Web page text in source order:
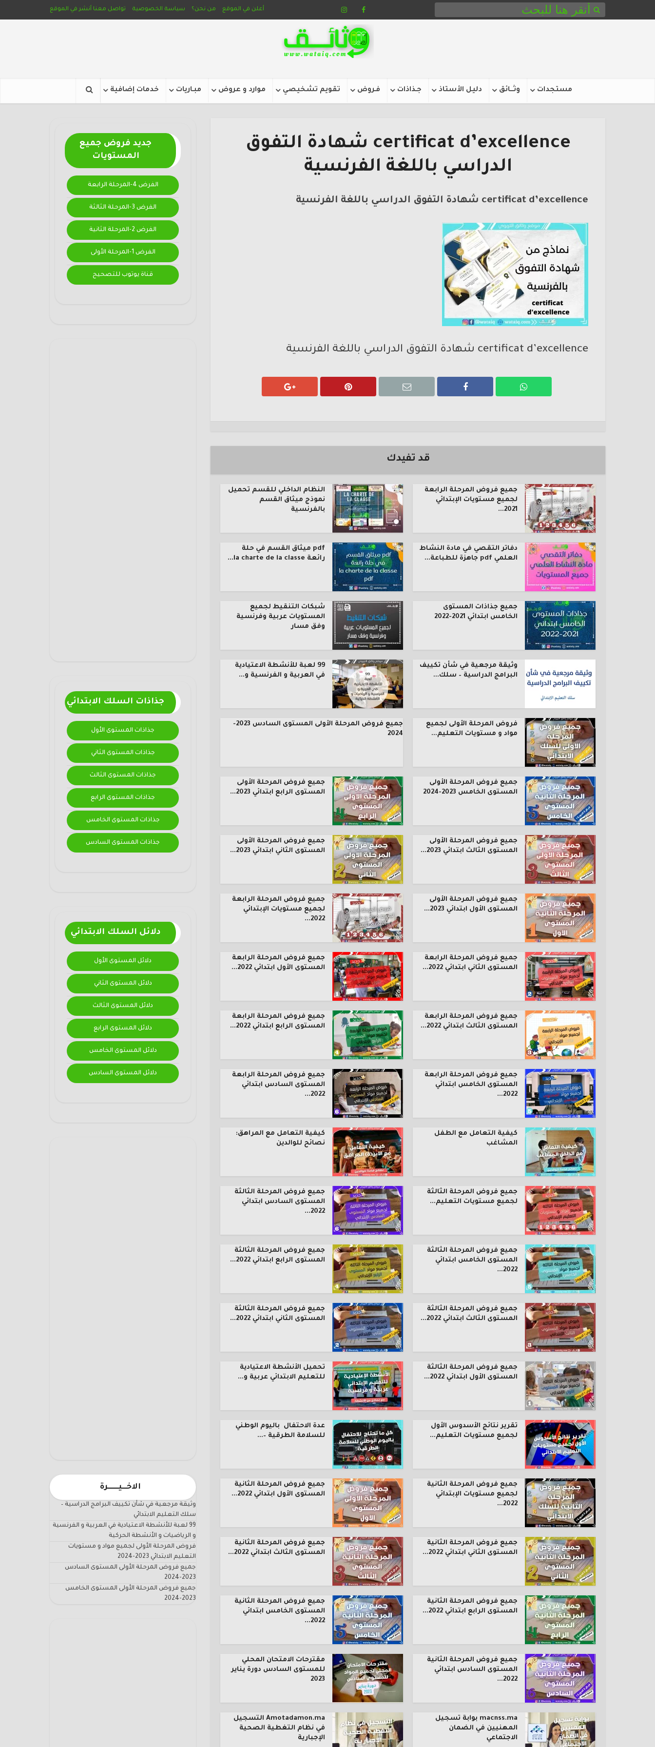
أعلن في الموقع من نحن؟ سياسة الخصوصية تواصل معنا أنشر في الموقع
مستجدات وثـــائق دليل الأستاذ جـذاذات فـروض تقويم تشخيصي موارد و عروض مبـاريات خدمات إضافية
جديد فروض جميع
المستويات
الفرض 4-المرحلة الرابعة
الفرض 3-المرحلة الثالثة
الفرض 2-المرحلة الثانية
الفرض 1-المرحلة الأولى
قناة يوتوب للتصحيح
جذاذات السلك الابتدائي
جذاذات المستوى الأول
جذاذات المستوى الثاني
جذاذات المستوى الثالث
جذاذات المستوى الرابع
جذاذات المستوى الخامس
جذاذات المستوى السادس
دلائل السلك الابتدائي
دلائل المستوى الأول
دلائل المستوى الثاني
دلائل المستوى الثالث
دلائل المستوى الرابع
دلائل المستوى الخامس
دلائل المستوى السادس
الاخـــيـــــــرة
وثيقة مرجعية في شأن تكييف البرامج الدراسية –
سلك التعليم الابتدائي
99 لعبة للأنشطة الاعتيادية في العربية و الفرنسية
و الرياضيات و الأنشطة الحركية
فروض المرحلة الأولى لجميع مواد و مستويات
التعليم الابتدائي 2023-2024
جميع فروض المرحلة الأولى المستوى السادس
2023-2024
جميع فروض المرحلة الأولى المستوى الخامس
2023-2024
certificat d’excellence شهادة التفوق
الدراسي باللغة الفرنسية
certificat d’excellence شهادة التفوق الدراسي باللغة الفرنسية
certificat d’excellence شهادة التفوق الدراسي باللغة الفرنسية
قد تفيدك
جميع فروض المرحلة الرابعة
لجميع مستويات الإبتدائي
2021...
النظام الداخلي للقسم تحميل
نموذج ميثاق القسم
بالفرنسية
دفاتر التقصي في مادة النشاط
العلمي pdf جاهزة للطباعة...
pdf ميثاق القسم في حلة
رائعة la charte de la classe...
جميع جذاذات المستوى
الخامس ابتدائي 2021-2022
شبكات التنقيط لجميع
المستويات عربية وفرنسية
وفق مسار
وثيقة مرجعية في شأن تكييف
البرامج الدراسية – سلك...
99 لعبة للأنشطة الاعتيادية
في العربية و الفرنسية و...
فروض المرحلة الأولى لجميع
مواد و مستويات التعليم...
جميع فروض المرحلة الأولى المستوى السادس 2023-
2024
جميع فروض المرحلة الأولى
المستوى الخامس 2023-2024
جميع فروض المرحلة الأولى
المستوى الرابع ابتدائي 2023...
جميع فروض المرحلة الأولى
المستوى الثالث ابتدائي 2023...
جميع فروض المرحلة الأولى
المستوى الثاني ابتدائي 2023...
جميع فروض المرحلة الأولى
المستوى الأول ابتدائي 2023...
جميع فروض المرحلة الرابعة
لجميع مستويات الإبتدائي
2022...
جميع فروض المرحلة الرابعة
المستوى الثاني ابتدائي 2022...
جميع فروض المرحلة الرابعة
المستوى الأول ابتدائي 2022...
جميع فروض المرحلة الرابعة
المستوى الثالث ابتدائي 2022...
جميع فروض المرحلة الرابعة
المستوى الرابع ابتدائي 2022...
جميع فروض المرحلة الرابعة
المستوى الخامس ابتدائي
2022...
جميع فروض المرحلة الرابعة
المستوى السادس ابتدائي
2022...
كيفية التعامل مع الطفل
المشاغب
كيفية التعامل مع المراهق:
نصائح للوالدين
جميع فروض المرحلة الثالثة
لجميع مستويات التعليم...
جميع فروض المرحلة الثالثة
المستوى السادس ابتدائي
2022...
جميع فروض المرحلة الثالثة
المستوى الخامس ابتدائي
2022...
جميع فروض المرحلة الثالثة
المستوى الرابع ابتدائي 2022...
جميع فروض المرحلة الثالثة
المستوى الثالث ابتدائي 2022...
جميع فروض المرحلة الثالثة
المستوى الثاني ابتدائي 2022...
جميع فروض المرحلة الثالثة
المستوى الأول ابتدائي 2022...
تحميل الأنشطة الاعتيادية
للتعليم الابتدائي عربية و...
تقرير نتائج الأسدوس الأول
لجميع مستويات التعليم...
عدة الاحتفال باليوم الوطني
للسلامة الطرقية –...
جميع فروض المرحلة الثانية
لجميع مستويات الإبتدائي
2022...
جميع فروض المرحلة الثانية
المستوى الأول ابتدائي 2022...
جميع فروض المرحلة الثانية
المستوى الثاني ابتدائي 2022...
جميع فروض المرحلة الثانية
المستوى الثالث ابتدائي 2022...
جميع فروض المرحلة الثانية
المستوى الرابع ابتدائي 2022...
جميع فروض المرحلة الثانية
المستوى الخامس ابتدائي
2022...
جميع فروض المرحلة الثانية
المستوى السادس ابتدائي
2022...
مقترحات الامتحان المحلي
للمستوى السادس دورة يناير
2023
macnss.ma بوابة تسجيل
المهنيين في الضمان
الاجتماعي
Amotadamon.ma التسجيل
في نظام التغطية الصحية
الإجبارية